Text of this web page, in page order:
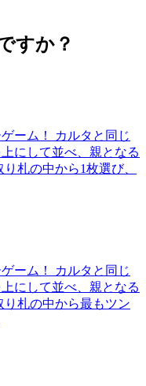
すか？
ーム！ カルタと同じ
にして並べ、親となる
札の中から1枚選び、
ーム！ カルタと同じ
にして並べ、親となる
札の中から最もツン